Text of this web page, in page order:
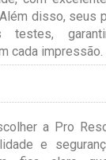
disso, seus
testes,
cada impressão.
a Pro
e